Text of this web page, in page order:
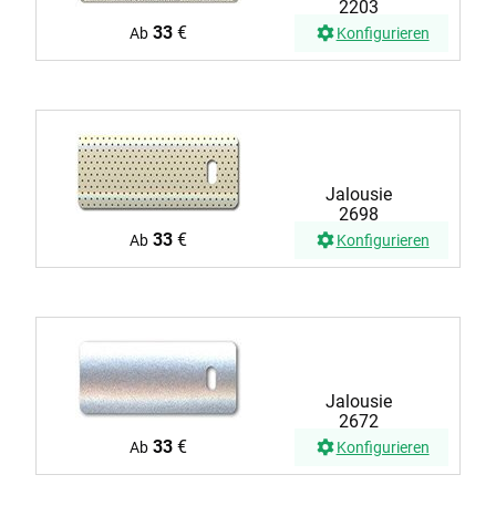
2203
Ab 33€ Konfigurieren
Jalousie
2698
Ab 33€ Konfigurieren
Jalousie
2672
Ab 33€ Konfigurieren